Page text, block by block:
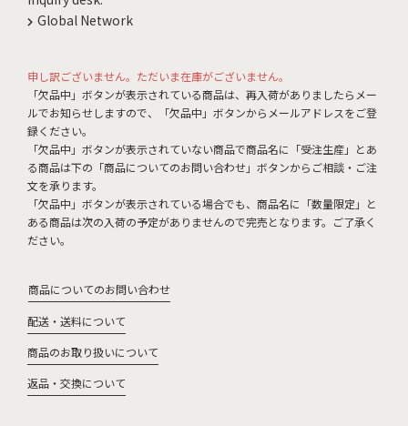
Global Network
申し訳ございません。ただいま在庫がございません。
「欠品中」ボタンが表示されている商品は、再入荷がありましたらメー
ルでお知らせしますので、「欠品中」ボタンからメールアドレスをご登
録ください。
「欠品中」ボタンが表示されていない商品で商品名に「受注生産」とあ
る商品は下の「商品についてのお問い合わせ」ボタンからご相談・ご注
文を承ります。
「欠品中」ボタンが表示されている場合でも、商品名に「数量限定」と
ある商品は次の入荷の予定がありませんので完売となります。ご了承く
ださい。
商品についてのお問い合わせ
配送・送料について
商品のお取り扱いについて
返品・交換について